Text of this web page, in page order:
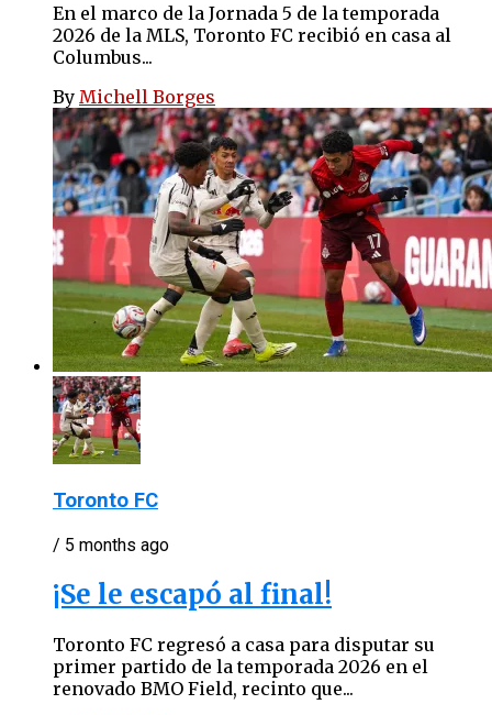
En el marco de la Jornada 5 de la temporada
2026 de la MLS, Toronto FC recibió en casa al
Columbus...
By Michell Borges
Toronto FC
/ 5 months ago
¡Se le escapó al final!
Toronto FC regresó a casa para disputar su
primer partido de la temporada 2026 en el
renovado BMO Field, recinto que...